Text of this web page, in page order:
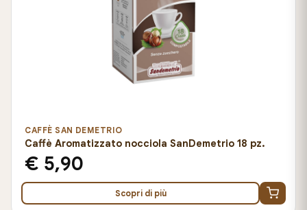
CAFFÈ SAN DEMETRIO
Caffè Aromatizzato nocciola SanDemetrio 18 pz.
€ 5,90
Scopri di più